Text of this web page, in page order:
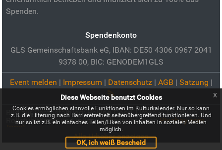
Spenden.
Spendenkonto
GLS Gemeinschaftsbank eG, IBAN: DE50 4306 0967 2041
9378 00, BIC: GENODEM1GLS
Event melden | Impressum | Datenschutz| AGB | Satzung |
Bild zur Veranstaltung:Rolling Good Times – Tanzkurs für
Rollstuhltänzer und Inline-/Rollschuhfahrer:Pixabay.com
Alle Urheber anzeigen
Diese Webseite benutzt Cookies
Cookies ermöglichen sinnvolle Funktionen im Kulturkalender. Nur so kann
z.B. die Filterung nach Barrierefreiheit seitenübergreifend funktionieren. Und
nur so ist z.B. ein einfaches Teilen/Liken von Inhalten in sozialen Medien
möglich.
OK, ich weiß Bescheid
x